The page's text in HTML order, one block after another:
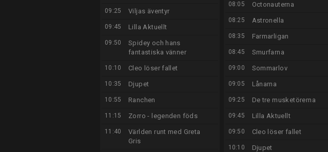
09:25 Viljas äventyr
09:45 Lilla Aktuellt
09:50
Spidey och hans
fantastiska vänner
10:10 Cleo löser fallet
10:35 Djupet
10:55 Ranchen
11:15 Zorro - legenden föds
11:40
Världen runt med Greta
Gris
08:05 Octonauterna
08:25 Astronella
08:35 Farmarligan
08:45 Smurfarna
09:00 Sommarlov
09:05 Lånarna
09:25 De tre musketörerna
09:45 Lilla Aktuellt
09:50 Cleo löser fallet
10:10 Djupet